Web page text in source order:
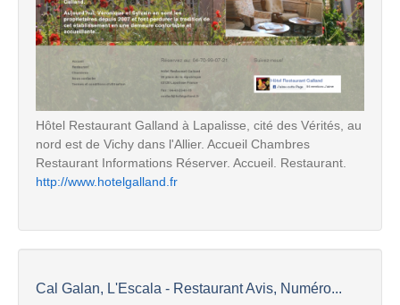
Hôtel Restaurant Galland à Lapalisse, cité des Vérités, au
nord est de Vichy dans l'Allier. Accueil Chambres
Restaurant Informations Réserver. Accueil. Restaurant.
http://www.hotelgalland.fr
Cal Galan, L'Escala - Restaurant Avis, Numéro...